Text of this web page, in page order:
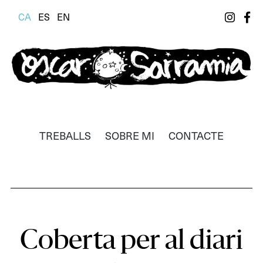
CA ES EN
Il·lustrador, dissenyador i realitzador
TREBALLS SOBRE MI CONTACTE
Coberta per al diari